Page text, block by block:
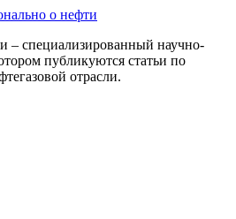
о нефти
– специализированный научно-
публикуются статьи по
отрасли.